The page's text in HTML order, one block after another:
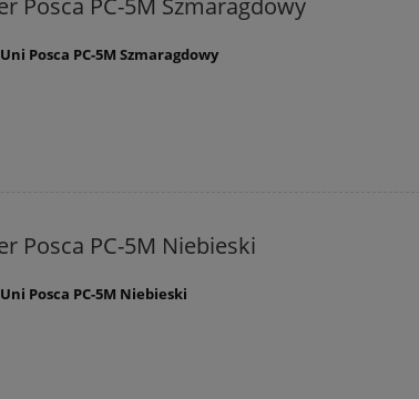
Posca PC-5M Szmaragdowy
Posca PC-5M Szmaragdowy
Posca PC-5M Niebieski
Posca PC-5M Niebieski